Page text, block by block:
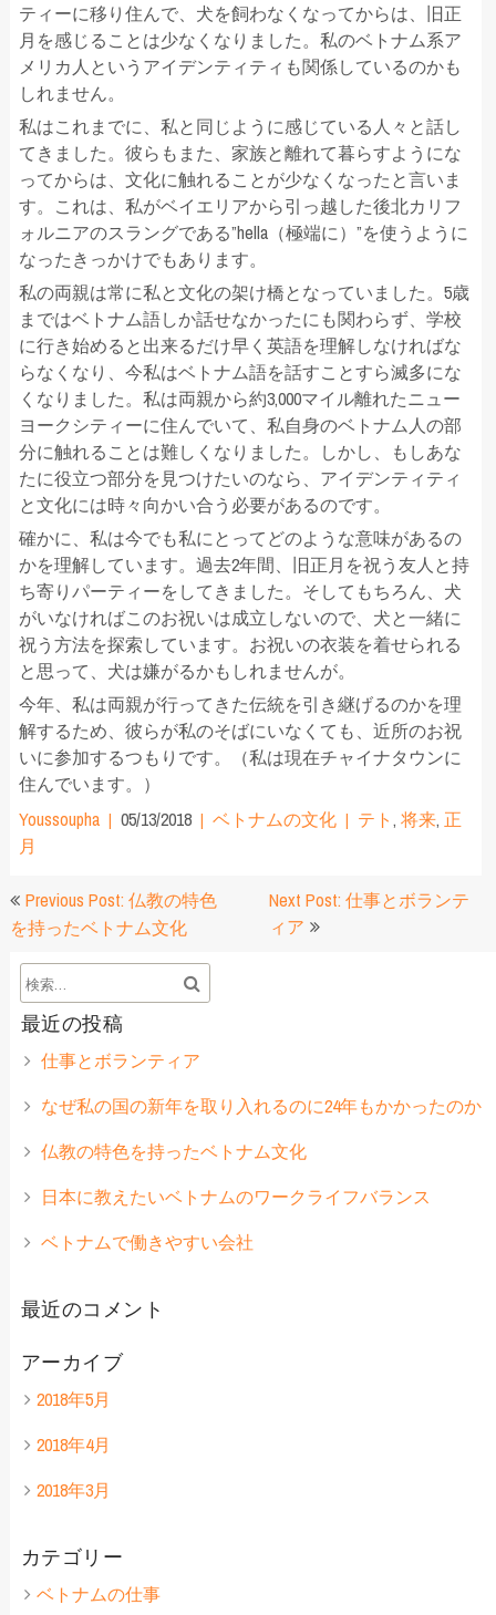
ティーに移り住んで、犬を飼わなくなってからは、旧正
月を感じることは少なくなりました。私のベトナム系ア
メリカ人というアイデンティティも関係しているのかも
しれません。
私はこれまでに、私と同じように感じている人々と話し
てきました。彼らもまた、家族と離れて暮らすようにな
ってからは、文化に触れることが少なくなったと言いま
す。これは、私がベイエリアから引っ越した後北カリフ
ォルニアのスラングである”hella（極端に）”を使うように
なったきっかけでもあります。
私の両親は常に私と文化の架け橋となっていました。5歳
まではベトナム語しか話せなかったにも関わらず、学校
に行き始めると出来るだけ早く英語を理解しなければな
らなくなり、今私はベトナム語を話すことすら滅多にな
くなりました。私は両親から約3,000マイル離れたニュー
ヨークシティーに住んでいて、私自身のベトナム人の部
分に触れることは難しくなりました。しかし、もしあな
たに役立つ部分を見つけたいのなら、アイデンティティ
と文化には時々向かい合う必要があるのです。
確かに、私は今でも私にとってどのような意味があるの
かを理解しています。過去2年間、旧正月を祝う友人と持
ち寄りパーティーをしてきました。そしてもちろん、犬
がいなければこのお祝いは成立しないので、犬と一緒に
祝う方法を探索しています。お祝いの衣装を着せられる
と思って、犬は嫌がるかもしれませんが。
今年、私は両親が行ってきた伝統を引き継げるのかを理
解するため、彼らが私のそばにいなくても、近所のお祝
いに参加するつもりです。（私は現在チャイナタウンに
住んでいます。）
Youssoupha
05/13/2018 ベトナムの文化 テト,将来, 正
月
投
稿
ナ
ビ
ゲ
ー
シ
ョ
ン
Previous Post: 仏教の特色
を持ったベトナム文化
Next Post: 仕事とボランテ
ィア
最近の投稿
仕事とボランティア
なぜ私の国の新年を取り入れるのに24年もかかったのか
仏教の特色を持ったベトナム文化
日本に教えたいベトナムのワークライフバランス
ベトナムで働きやすい会社
最近のコメント
アーカイブ
2018年5月
2018年4月
2018年3月
カテゴリー
ベトナムの仕事